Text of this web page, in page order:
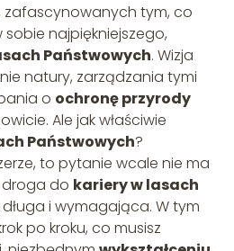
zafascynowanych tym, co
najpiękniejszego,
Państwowych. Wizja
natury, zarządzania tymi
o ochronę przyrody
Ale jak właściwie
Państwowych?
to pytanie wcale nie ma
do kariery w lasach
i wymagająca. W tym
po kroku, co musisz